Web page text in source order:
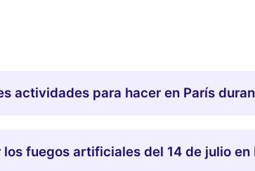
actividades para hacer en París
los fuegos artificiales del 14 de julio en